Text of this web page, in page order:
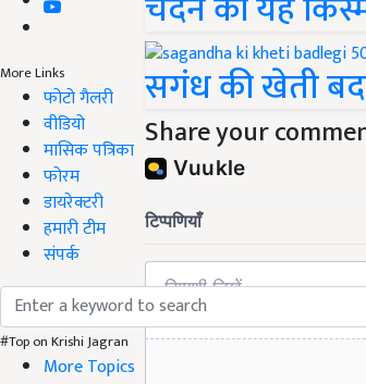
More Links
फोटो गैलरी
वीडियो
मासिक पत्रिका
फोरम
डायरेक्टरी
हमारी टीम
संपर्क
#Top on Krishi Jagran
More Topics
सगंध की खेती
Share your